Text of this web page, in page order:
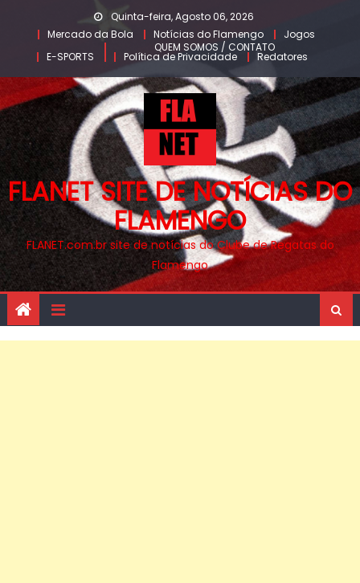
content
Quinta-feira, Agosto 06, 2026
Mercado da Bola
Notícias do Flamengo
Jogos
E-SPORTS
QUEM SOMOS / CONTATO
Política de Privacidade Redatores
FLANET SITE DE NOTÍCIAS DO
FLAMENGO
FLANET.com.br site de notícias do Clube de Regatas do
Flamengo